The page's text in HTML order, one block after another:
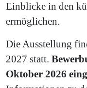
Einblicke in den
ermöglichen.
Die Ausstellung
2027 statt.
Oktober 2026